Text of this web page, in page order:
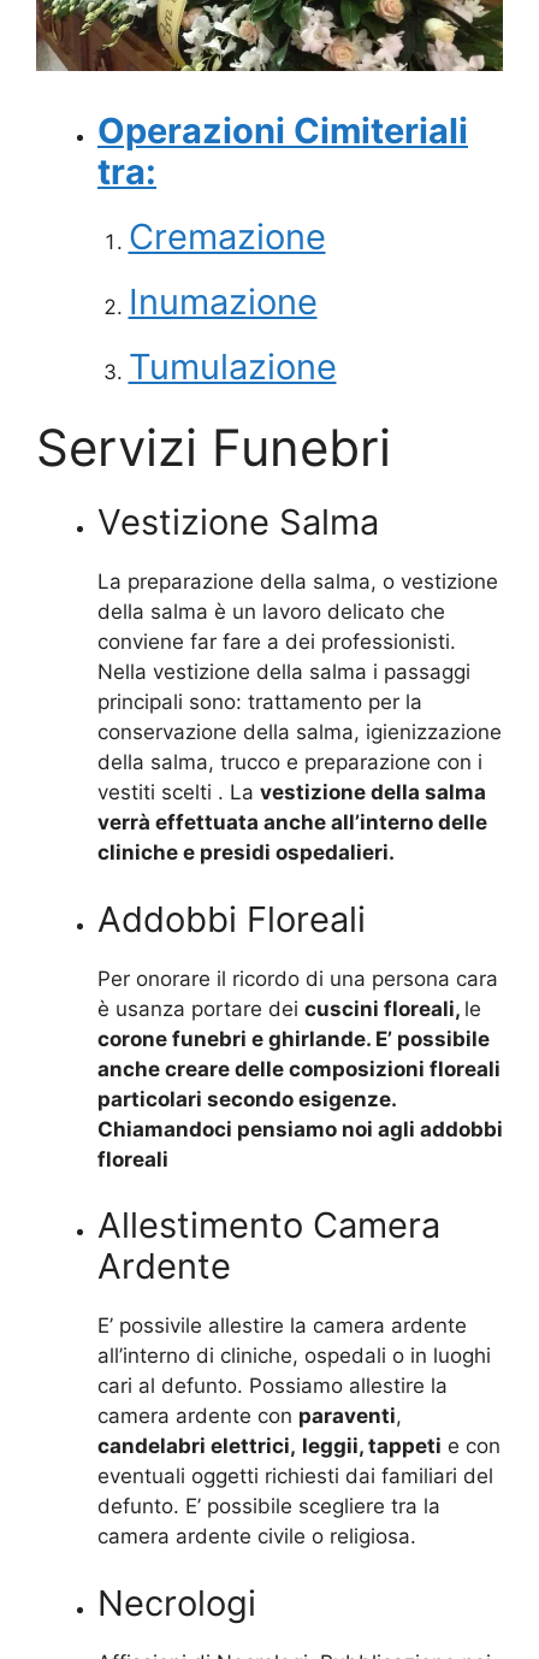
Operazioni Cimiteriali
tra:
Cremazione
Inumazione
Tumulazione
Servizi Funebri
Vestizione Salma
La preparazione della salma, o vestizione
della salma è un lavoro delicato che
conviene far fare a dei professionisti.
Nella vestizione della salma i passaggi
principali sono: trattamento per la
conservazione della salma, igienizzazione
della salma, trucco e preparazione con i
vestiti scelti . La vestizione della salma
verrà effettuata anche all’interno delle
cliniche e presidi ospedalieri.
Addobbi Floreali
Per onorare il ricordo di una persona cara
è usanza portare dei cuscini floreali, le
corone funebri e ghirlande. E’ possibile
anche creare delle composizioni floreali
particolari secondo esigenze.
Chiamandoci pensiamo noi agli addobbi
floreali
Allestimento Camera
Ardente
E’ possivile allestire la camera ardente
all’interno di cliniche, ospedali o in luoghi
cari al defunto. Possiamo allestire la
camera ardente con paraventi,
candelabri elettrici, leggii, tappeti e con
eventuali oggetti richiesti dai familiari del
defunto. E’ possibile scegliere tra la
camera ardente civile o religiosa.
Necrologi